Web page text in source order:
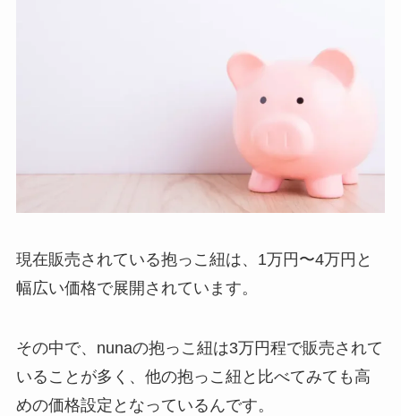
現在販売されている抱っこ紐は、1万円〜4万円と
幅広い価格で展開されています。
その中で、nunaの抱っこ紐は3万円程で販売されて
いることが多く、他の抱っこ紐と比べてみても高
めの価格設定となっているんです。